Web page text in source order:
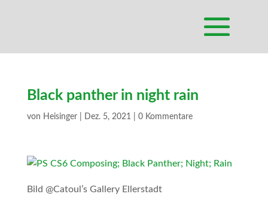
Black panther in night rain
von Heisinger| Dez. 5, 2021 0 Kommentare
Bild @Catoul’s Gallery Ellerstadt